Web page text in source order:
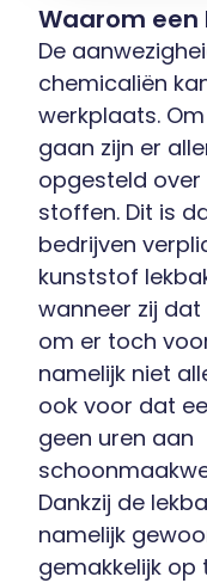
Waarom
De
chemicaliën
werkplaats.
gaan zijn er
opgesteld over
stoffen. Dit is
bedrijven
kunststof
wanneer zij dat
om er toch
namelijk niet
ook voor dat
geen uren aan
Dankzij de
namelijk
gemakkelijk op